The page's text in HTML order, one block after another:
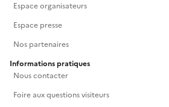
Espace organisateurs
Espace presse
Nos partenaires
Informations pratiques
Nous contacter
Foire aux questions visiteurs